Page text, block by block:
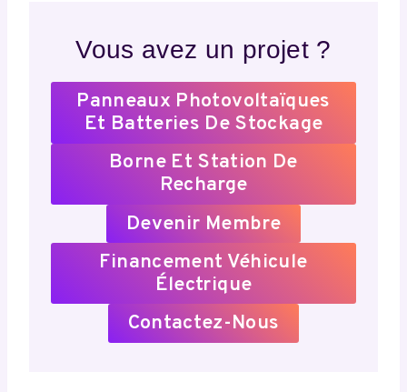
Vous avez un projet ?
Panneaux Photovoltaïques
Et Batteries De Stockage
Borne Et Station De
Recharge
Devenir Membre
Financement Véhicule
Électrique
Contactez-Nous